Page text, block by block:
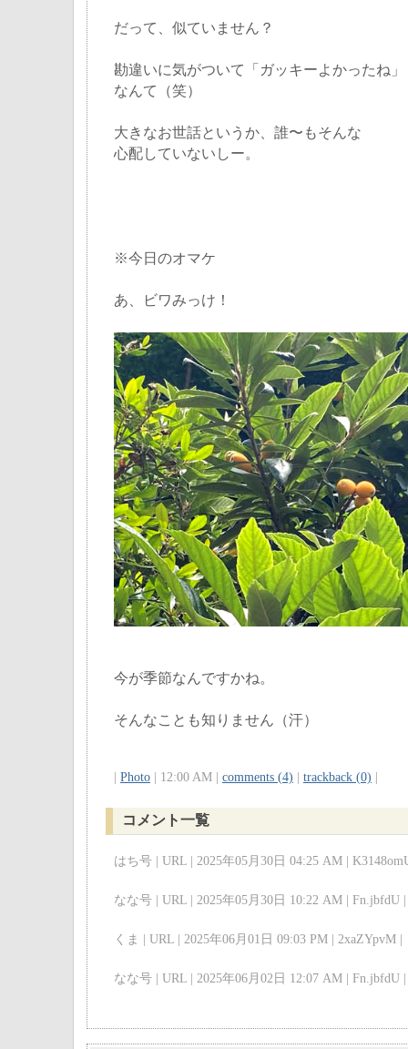
だって、似ていません？
勘違いに気がついて「ガッキーよかったね」
なんて（笑）
大きなお世話というか、誰〜もそんな
心配していないしー。
※今日のオマケ
あ、ビワみっけ！
今が季節なんですかね。
そんなことも知りません（汗）
Photo | 12:00 AM | comments (4) trackback (0)
コメント一覧
はち号 | URL | 2025年05月30日 04:25 AM |
なな号 | URL | 2025年05月30日 10:22 AM | Fn.jbfdU |
くま | URL | 2025年06月01日 09:03 PM | 2xaZYpvM |
なな号 | URL | 2025年06月02日 12:07 AM | Fn.jbfdU |